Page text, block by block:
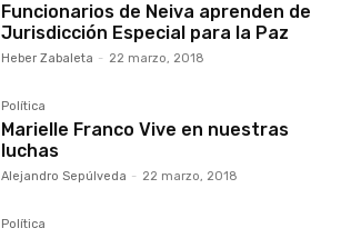
Funcionarios de Neiva aprenden de
Jurisdicción Especial para la Paz
Heber Zabaleta - 22 marzo, 2018
Política
Marielle Franco Vive en nuestras
luchas
Alejandro Sepúlveda - 22 marzo, 2018
Política